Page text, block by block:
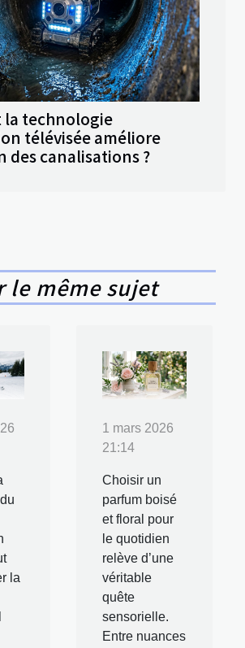
la technologie
télévisée améliore
des canalisations ?
le même sujet
la
1 mars 2026
21:14
Choisir un
parfum boisé
et floral pour
le quotidien
relève d’une
véritable
quête
sensorielle.
Entre nuances